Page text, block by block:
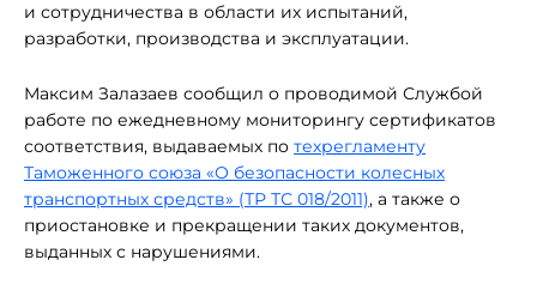
и сотрудничества в области их испытаний,
разработки, производства и эксплуатации.
Максим Залазаев сообщил о проводимой Службой
работе по ежедневному мониторингу сертификатов
соответствия, выдаваемых по техрегламенту
Таможенного союза «О безопасности колесных
транспортных средств» (ТР ТС 018/2011), а также о
приостановке и прекращении таких документов,
выданных с нарушениями.